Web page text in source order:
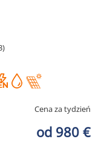
Cena za tydzień
od 980 €